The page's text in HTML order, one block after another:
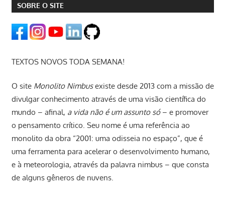
SOBRE O SITE
TEXTOS NOVOS TODA SEMANA!
O site Monolito Nimbusexiste desde 2013 com a missão de
divulgar conhecimento através de uma visão científica do
mundo – afinal, a vida não é um assunto só– e promover
o pensamento crítico. Seu nome é uma referência ao
monolito da obra “2001: uma odisseia no espaço”, que é
uma ferramenta para acelerar o desenvolvimento humano,
e à meteorologia, através da palavra nimbus – que consta
de alguns gêneros de nuvens.